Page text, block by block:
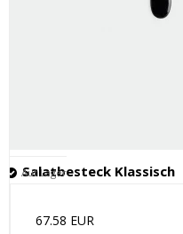
Salatbesteck Klassisch
Auf Lager
67.58 EUR